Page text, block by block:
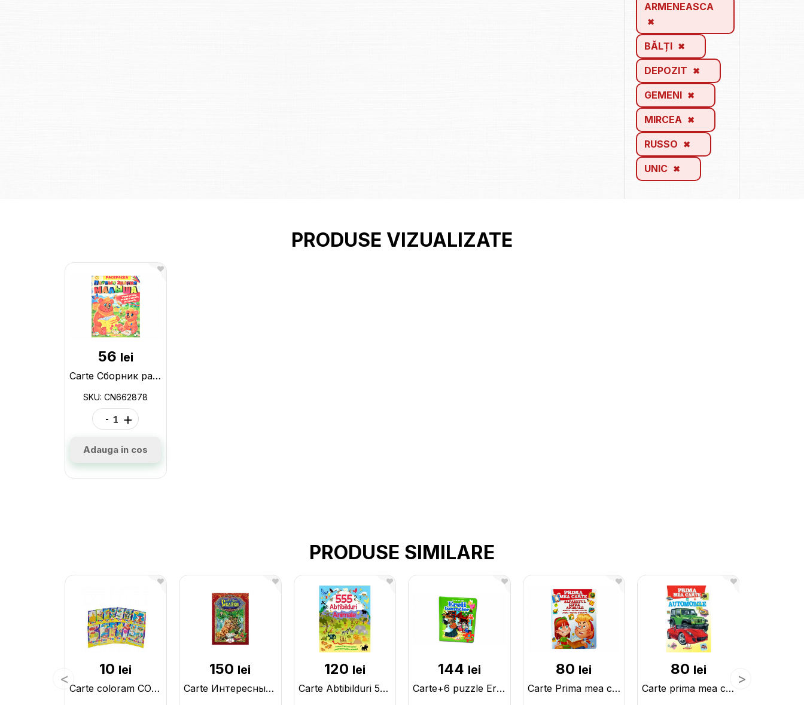
ARMENEASCA
BĂLȚI
DEPOZIT
GEMENI
MIRCEA
RUSSO
UNIC
PRODUSE VIZUALIZATE
56 lei
Carte Сборник раскрасок Первые знания малыша CN662878
SKU: CN662878
- +
Adauga in cos
PRODUSE SIMILARE
10 lei
Carte coloram COLORAM- MIX CN0077
150 lei
Carte Интересный мир_Сказки А.Пушкин CN132901
120 lei
Carte Abtibilduri 555-animale CN133417
144 lei
Carte+6 puzzle Eroii basmelor CN133427
80 lei
Carte Prima mea carte Alfabet+Cifre CN134363
80 lei
Carte prima mea carte Automobile CN137319